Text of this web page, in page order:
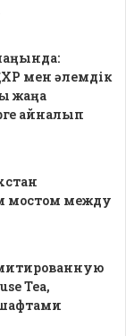
мен әлемдік
жаңа
айналып
мостом между
Tea,